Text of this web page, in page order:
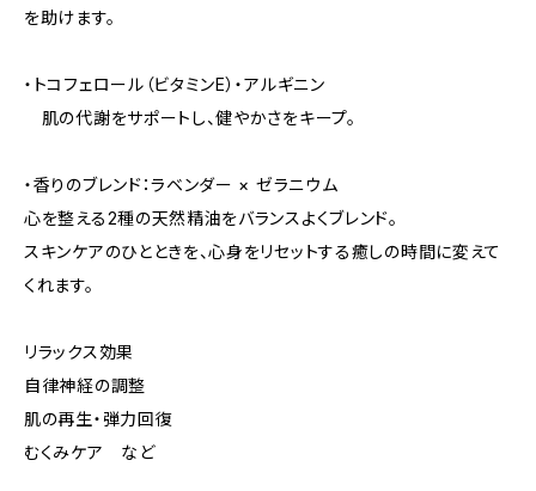
を助けます。
・トコフェロール（ビタミンE）・アルギニン
肌の代謝をサポートし、健やかさをキープ。
・香りのブレンド：ラベンダー × ゼラニウム
心を整える2種の天然精油をバランスよくブレンド。
スキンケアのひとときを、心身をリセットする癒しの時間に変えて
くれます。
リラックス効果
自律神経の調整
肌の再生・弾力回復
むくみケア など